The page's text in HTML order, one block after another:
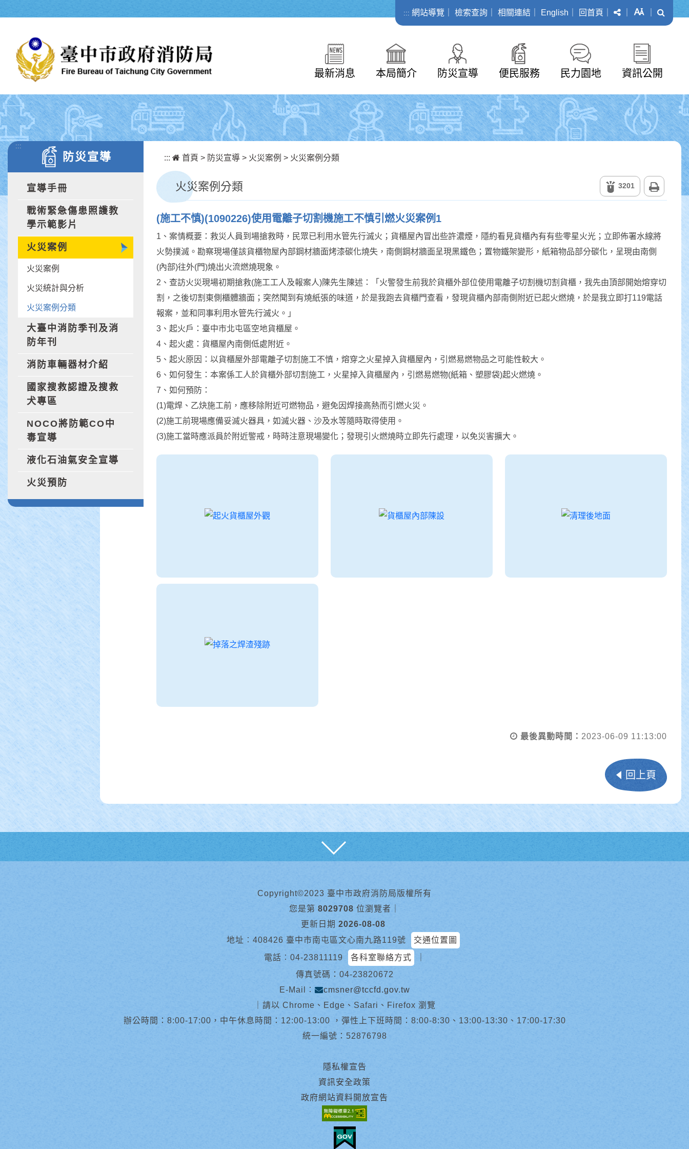
::: 網站導覽 檢索查詢 相關連結 English 回首頁 分享 字級
最新消息 本局簡介 防災宣導 便民服務 民力園地 資訊公開
:::
防災宣導
宣導手冊
戰術緊急傷患照護教
學示範影片
火災案例
火災案例
火災統計與分析
火災案例分類
大臺中消防季刊及消
防年刊
消防車輛器材介紹
國家搜救認證及搜救
犬專區
NOCO將防範CO中
毒宣導
液化石油氣安全宣導
火災預防
::: 首頁 > 防災宣導 > 火災案例 > 火災案例分類
火災案例分類 3201
(施工不慎)(1090226)使用電離子切割機施工不慎引燃火災案例1
1、案情概要：救災人員到場搶救時，民眾已利用水管先行滅火；貨櫃屋內冒出些許濃煙，隱約看見貨櫃內有有些零星火光；立即佈署水線將
火勢撲滅。勘察現場僅該貨櫃物屋內部鋼材牆面烤漆碳化燒失，南側鋼材牆面呈現黑鐵色；置物鐵架變形，紙箱物品部分碳化，呈現由南側
(內部)往外(門)燒出火流燃燒現象。
2、查訪火災現場初期搶救(施工工人及報案人)陳先生陳述：「火警發生前我於貨櫃外部位使用電離子切割機切割貨櫃，我先由頂部開始熔穿切
割，之後切割東側櫃體牆面；突然聞到有燒紙張的味道，於是我跑去貨櫃門查看，發現貨櫃內部南側附近已起火燃燒，於是我立即打119電話
報案，並和同事利用水管先行滅火。」
3、起火戶：臺中市北屯區空地貨櫃屋。
4、起火處：貨櫃屋內南側低處附近。
5、起火原因：以貨櫃屋外部電離子切割施工不慎，熔穿之火星掉入貨櫃屋內，引燃易燃物品之可能性較大。
6、如何發生：本案係工人於貨櫃外部切割施工，火星掉入貨櫃屋內，引燃易燃物(紙箱、塑膠袋)起火燃燒。
7、如何預防：
(1)電焊、乙炔施工前，應移除附近可燃物品，避免因焊接高熱而引燃火災。
(2)施工前現場應備妥滅火器具，如滅火器、沙及水等隨時取得使用。
(3)施工當時應派員於附近警戒，時時注意現場變化；發現引火燃燒時立即先行處理，以免災害擴大。
最後異動時間： 2023-06-09 11:13:00
回上頁
Copyright©2023 臺中市政府消防局版權所有
您是第 8029708 位瀏覽者
更新日期 2026-08-08
地址︰408426 臺中市南屯區文心南九路119號
交通位置圖
電話︰ 04-23811119 各科室聯絡方式
傳真號碼：04-23820672
E-Mail︰
cmsner@tccfd.gov.tw
請以 Chrome、Edge、Safari、Firefox 瀏覽
辦公時間：8:00-17:00，中午休息時間：12:00-13:00 ，彈性上下班時間：8:00-8:30、13:00-13:30、17:00-17:30
統一編號：52876798
隱私權宣告
資訊安全政策
政府網站資料開放宣告